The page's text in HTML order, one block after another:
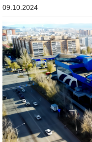
09.10.2024